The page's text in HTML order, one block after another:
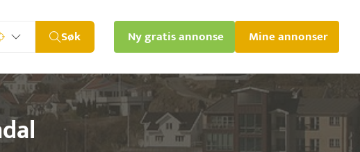
Søk Ny gratis annonse Mine annonser